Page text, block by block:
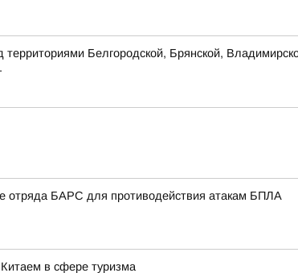
Белгородской, Брянской,
отряда БАРС для противодействия атакам БПЛА
в сфере туризма